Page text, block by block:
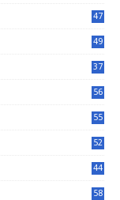
47
49
37
56
55
52
44
58